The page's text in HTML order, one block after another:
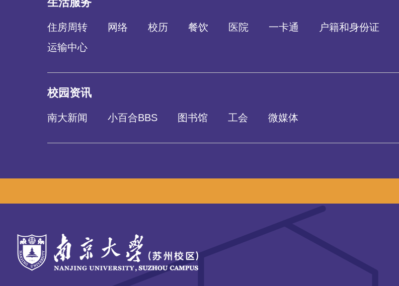
住房周转 网络 校历 餐饮 医院 一卡通 户籍和身份证
运输中心
校园资讯
南大新闻 小百合BBS 图书馆 工会 微媒体